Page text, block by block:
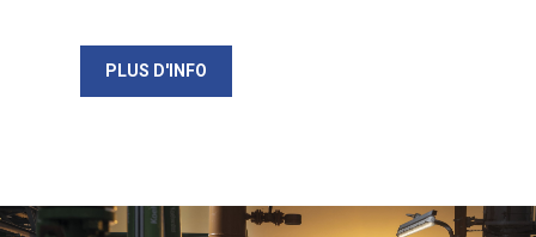
PLUS D'INFO